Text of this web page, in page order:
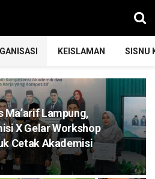
KEISLAMAN SISNU
Ma’arif Lampung,
X Gelar Workshop
Cetak Akademisi